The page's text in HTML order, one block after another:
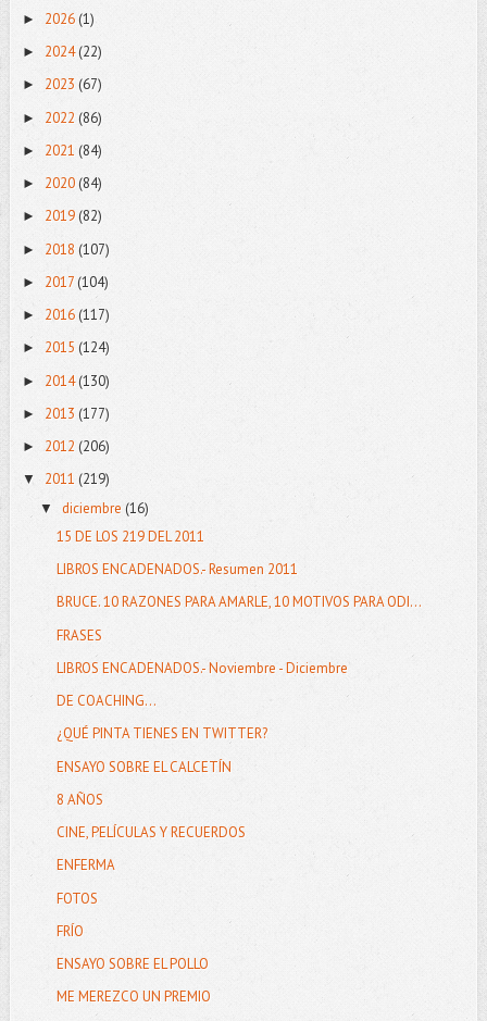
► 2026(1)
► 2024(22)
► 2023 (67)
► 2022 (86)
► 2021 (84)
► 2020 (84)
► 2019 (82)
► 2018 (107)
► 2017(104)
► 2016 (117)
► 2015 (124)
► 2014(130)
► 2013 (177)
► 2012 (206)
▼ 2011 (219)
▼ diciembre (16)
15 DE LOS 219 DEL 2011
LIBROS ENCADENADOS.- Resumen 2011
BRUCE. 10 RAZONES PARA AMARLE, 10 MOTIVOS PARA ODI...
FRASES
LIBROS ENCADENADOS.- Noviembre - Diciembre
DE COACHING...
¿QUÉ PINTA TIENES EN TWITTER?
ENSAYO SOBRE EL CALCETÍN
8 AÑOS
CINE, PELÍCULAS Y RECUERDOS
ENFERMA
FOTOS
FRÍO
ENSAYO SOBRE EL POLLO
ME MEREZCO UN PREMIO